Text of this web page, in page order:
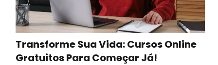
Transforme Sua Vida: Cursos Online
Gratuitos Para Começar Já!